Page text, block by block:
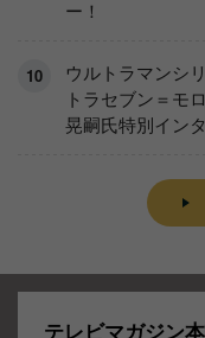
ー！
ウルトラマンシ
トラセブン＝モ
晃嗣氏特別イン
テレビマガジン